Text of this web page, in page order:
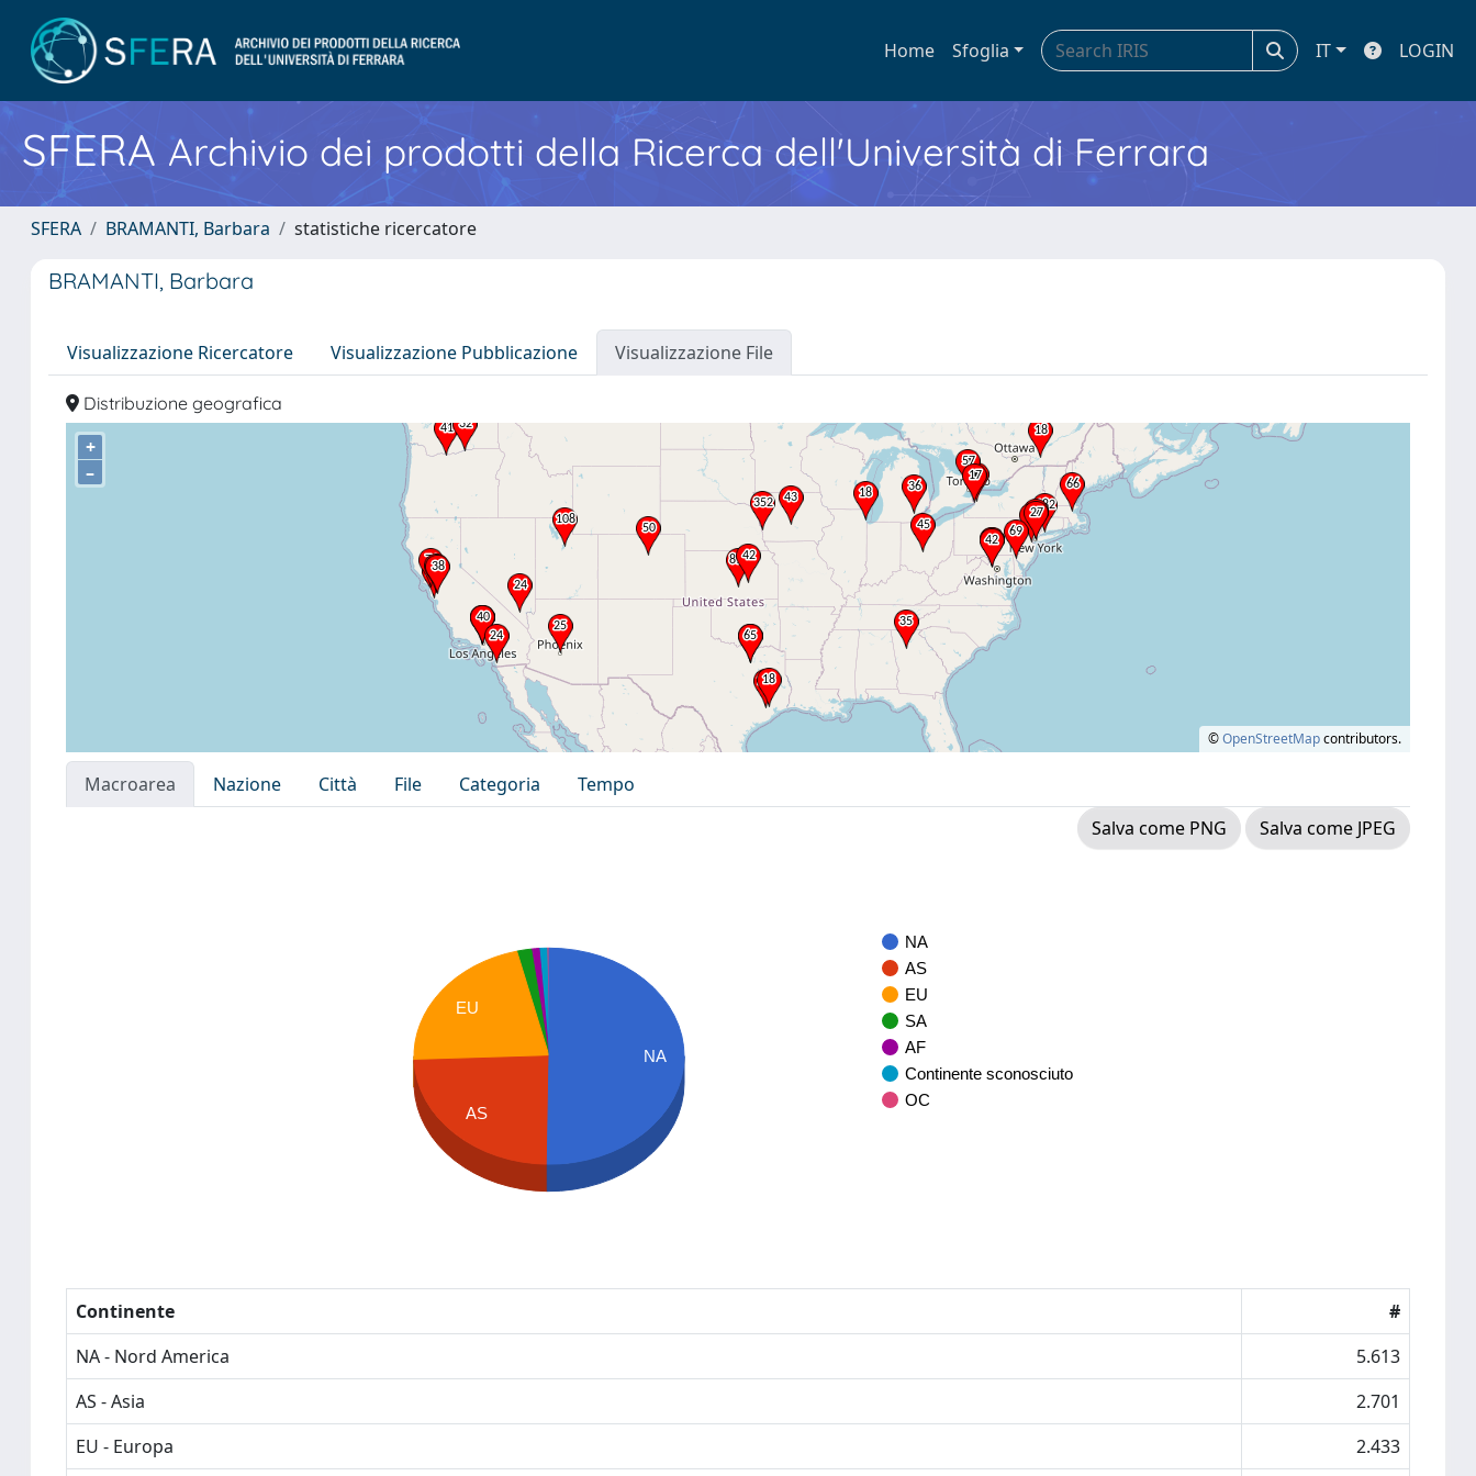
Home Sfoglia IT LOGIN
SFERA Archivio dei prodotti della Ricerca dell'Università di Ferrara
SFERA BRAMANTI, Barbara statistiche ricercatore
BRAMANTI, Barbara
Visualizzazione Ricercatore Visualizzazione Pubblicazione Visualizzazione File
Distribuzione geografica
+
–
©OpenStreetMapcontributors.
Macroarea Nazione Città File Categoria
Tempo
Salva come PNG
Salva come JPEG
NA
AS
EU
SA
AF
Continente sconosciuto
OC
EU
AS
NA
Continente
#
NA - Nord America
5.613
AS - Asia
2.701
EU - Europa
2.433